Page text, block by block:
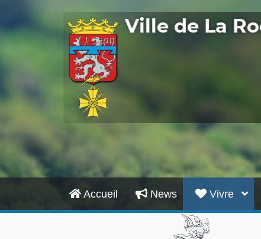
Ville de La
Accueil News Vivre